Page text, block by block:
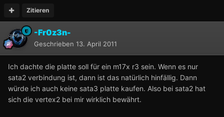
Zitieren
-Fr0z3n-
Geschrieben 13. April 2011
Ich dachte die platte soll für ein m17x r3 sein. Wenn es nur
sata2 verbindung ist, dann ist das natürlich hinfällig. Dann
würde ich auch keine sata3 platte kaufen. Also bei sata2 hat
sich die vertex2 bei mir wirklich bewährt.